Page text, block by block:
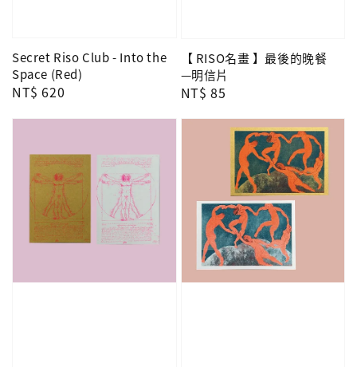
Secret Riso Club - Into the
Space (Red)
Regular
NT$ 620
【 RISO名畫 】最後的晚餐
—明信片
Regular
NT$ 85